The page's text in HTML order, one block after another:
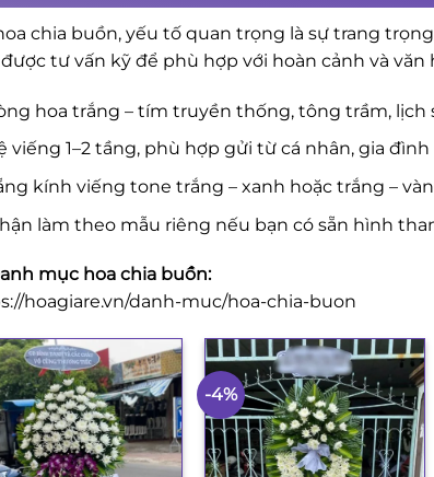
chia buồn, yếu tố quan trọng là sự trang
tư vấn kỹ để phù hợp với hoàn cảnh và văn
hoa trắng – tím truyền thống, tông trầm, lịch
viếng 1–2 tầng, phù hợp gửi từ cá nhân, gia
kính viếng tone trắng – xanh hoặc trắng –
làm theo mẫu riêng nếu bạn có sẵn hình
mục hoa chia buồn:
hoagiare.vn/danh-muc/hoa-chia-buon
-4%